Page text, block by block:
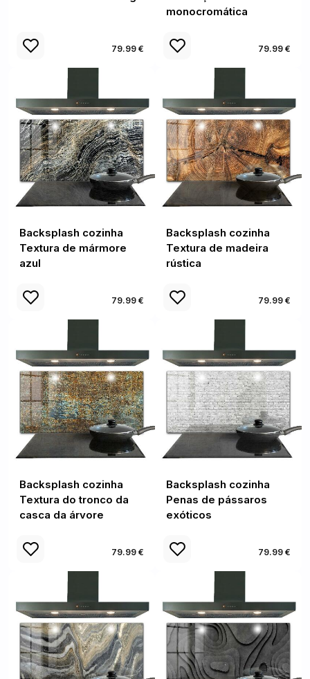
79.99 €
monocromática
79.99 €
Backsplash cozinha
Textura de mármore
azul
79.99 €
Backsplash cozinha
Textura de madeira
rústica
79.99 €
Backsplash cozinha
Textura do tronco da
casca da árvore
79.99 €
Backsplash cozinha
Penas de pássaros
exóticos
79.99 €